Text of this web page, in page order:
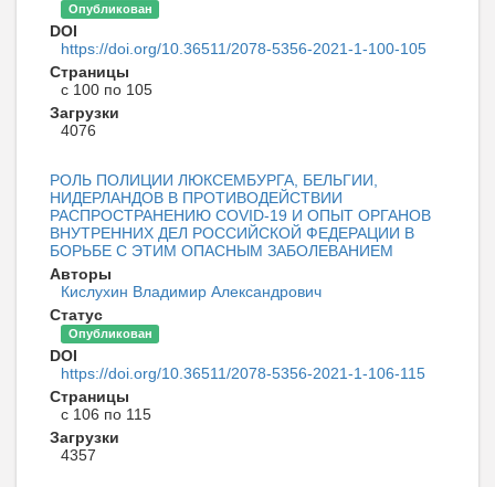
Опубликован
DOI
https://doi.org/10.36511/2078-5356-2021-1-100-105
Страницы
с 100 по 105
Загрузки
4076
РОЛЬ ПОЛИЦИИ ЛЮКСЕМБУРГА, БЕЛЬГИИ,
НИДЕРЛАНДОВ В ПРОТИВОДЕЙСТВИИ
РАСПРОСТРАНЕНИЮ COVID-19 И ОПЫТ ОРГАНОВ
ВНУТРЕННИХ ДЕЛ РОССИЙСКОЙ ФЕДЕРАЦИИ В
БОРЬБЕ С ЭТИМ ОПАСНЫМ ЗАБОЛЕВАНИЕМ
Авторы
Кислухин Владимир Александрович
Статус
Опубликован
DOI
https://doi.org/10.36511/2078-5356-2021-1-106-115
Страницы
с 106 по 115
Загрузки
4357